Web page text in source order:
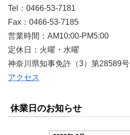
Tel：0466-53-7181
Fax：0466-53-7185
営業時間：AM10:00-PM5:00
定休日：火曜・水曜
神奈川県知事免許（3）第28589号
アクセス
休業日のお知らせ